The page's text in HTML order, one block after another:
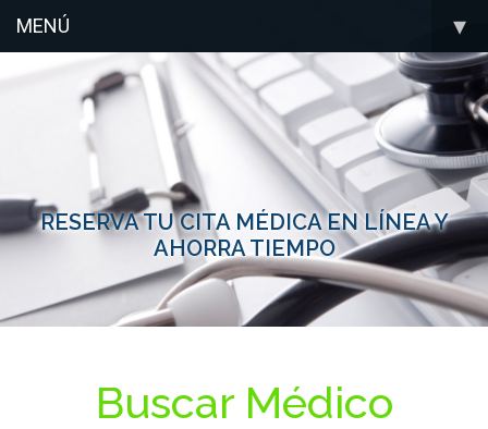
MENÚ ▾
RESERVA TU CITA MÉDICA EN LÍNEA Y
AHORRA TIEMPO
Buscar Médico